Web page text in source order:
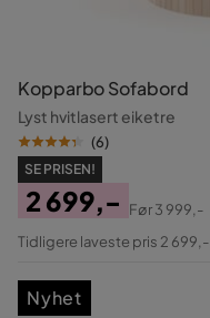
Kopparbo Sofabord
Lyst hvitlasert eiketre
(6)
SE PRISEN!
Pris
2 699,-
Original
Før3 999,-
Tidligere laveste pris 2 699,-
Nyhet